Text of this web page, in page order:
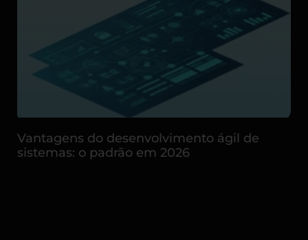
Vantagens do desenvolvimento ágil de
sistemas: o padrão em 2026